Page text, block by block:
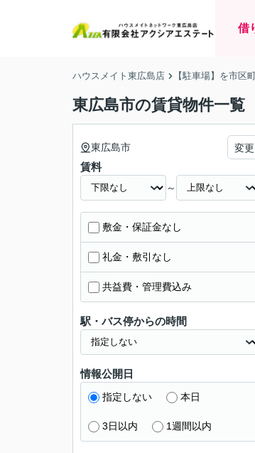
借
ハウスメイト東広島店 【駐車場】を市区
東広島市の賃貸物件一覧
東広島市 変更
賃料
～
敷金・保証金なし
礼金・敷引なし
共益費・管理費込み
駅・バス停からの時間
情報公開日
指定しない 本日
3日以内 1週間以内